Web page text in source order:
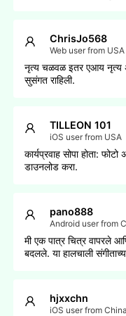
ChrisJo568
Web user from USA
नृत्य चळवळ इतर एआय
सुसंगत राहिली.
TILLEON 101
iOS user from USA
कार्यप्रवाह सोपा होता:
डाउनलोड करा.
pano888
Android user from
मी एक पात्र चित्र वापरले
बदलले. या हालचाली
hjxxchn
iOS user from China